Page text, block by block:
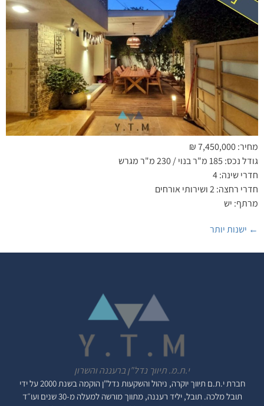
מחיר: 7,450,000 ₪
גודל נכס: 185 מ"ר בנוי / 230 מ"ר מגרש
חדרי שינה: 4
חדרי רחצה: 2 ושירותי אורחים
מרתף: יש
← ישנות יותר
י.ת.מ. תיווך נדל"ן ברעננה והשרון
חברת י.ת.ם תיווך יוקרה, ניהול והשקעות נדל"ן
הוקמה בשנת 2000 על ידי
תובל מלכה. תובל, יליד רעננה, מתווך מורשה למעלה מ-30 שנים ועו״ד